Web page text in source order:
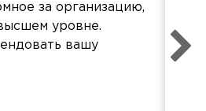
за организацию,
уровне.
вашу